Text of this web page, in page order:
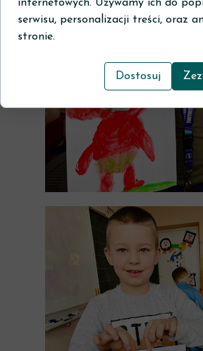
internetowych. Używamy ich do
serwisu, personalizacji treści, oraz
stronie.
Dostosuj